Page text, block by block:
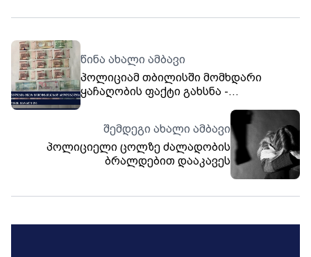
წინა ახალი ამბავი
პოლიციამ თბილისში მომხდარი
ყაჩაღობის ფაქტი გახსნა -
შემდეგი ახალი ამბავი
პოლიციელი ცოლზე ძალადობის
ბრალდებით დააკავეს